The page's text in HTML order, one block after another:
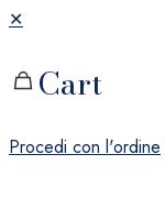
✕
Cart
Procedi con l'ordine